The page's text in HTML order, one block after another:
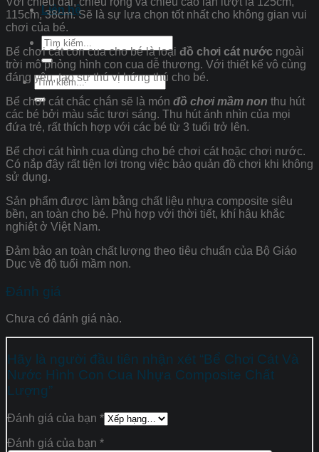
Liên hệ
Tìm
kiếm:
Tìm
kiếm:
115cm, 38cm. Sẽ là sự lựa chọn tốt nhất cho không gian vui
chơi của bé.
Bể chơi cát con cua cho bé là loại đồ chơi cát nước ngoài
trời mô phỏng hình con cua dễ thương. Với thiết kế vô cùng
đáng yêu, tạo sự thú vị hứng thú cho bé.
Bể chơi cát chắc chắn sẽ là món đồ chơi mầm non thu hút
các bé bởi màu sắc tươi sáng. Thu hút ánh nhìn của mọi
đứa trẻ, rất thích hợp với các bé từ 3 tuổi trở lên.
Bể chơi cát hình cua dùng cho bé chơi cát hoặc chơi nước.
Có nắp đậy rất tiện lợi trong việc bảo quản đồ chơi khi không
sử dụng.
Sản phẩm được làm bằng chất liệu nhựa composite siêu
bền, an toàn cho bé. Phù hợp với thời tiết, khí hậu khắc
nghiệt ở Việt Nam.
Đảm bảo an toàn chất lượng theo tiêu chuẩn của Bộ Giáo
Dục về độ tuổi mầm non.
Đánh giá
Chưa có đánh giá nào.
Hãy là người đầu tiên nhận xét “Bể Chơi Cát Và
Nước Hình Con Cua Nhựa Composite Chất
Lượng”
Đánh giá của bạn *
Đánh giá của bạn *